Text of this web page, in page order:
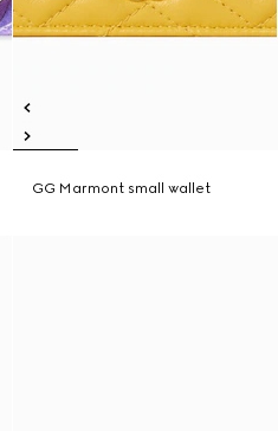
GG Marmont small wallet